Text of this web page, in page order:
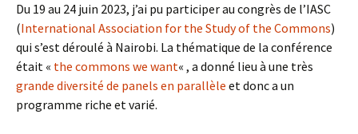
Du 19 au 24 juin 2023, j’ai pu participer au congrès de l’IASC
(International Association for the Study of the Commons)
qui s’est déroulé à Nairobi. La thématique de la conférence
était « the commons we want« , a donné lieu à une très
grande diversité de panels en parallèle et donc a un
programme riche et varié.